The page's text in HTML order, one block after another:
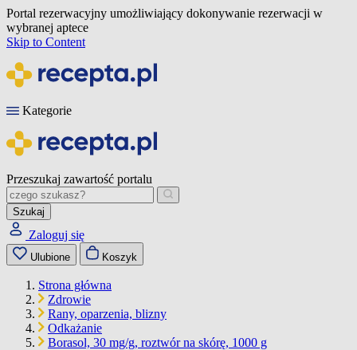
Portal rezerwacyjny umożliwiający dokonywanie rezerwacji w
wybranej aptece
Skip to Content
Kategorie
Przeszukaj zawartość portalu
Szukaj
Zaloguj się
Ulubione Koszyk
Strona główna
Zdrowie
Rany, oparzenia, blizny
Odkażanie
Borasol, 30 mg/g, roztwór na skórę, 1000 g